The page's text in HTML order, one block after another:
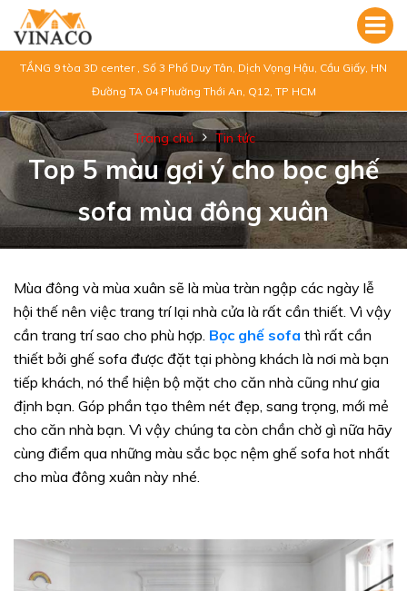
TẦNG 9 tòa 3D center , Số 3 Phố Duy Tân, Dịch Vọng Hậu, Cầu Giấy, HN
Đường TA 04 Phường Thới An, Q12, TP HCM
Trang chủ Tin tức
Top 5 màu gợi ý cho bọc ghế
sofa mùa đông xuân
Mùa đông và mùa xuân sẽ là mùa tràn ngập các ngày lễ
hội thế nên việc trang trí lại nhà cửa là rất cần thiết. Vì vậy
cần trang trí sao cho phù hợp. Bọc ghế sofa thì rất cần
thiết bởi ghế sofa được đặt tại phòng khách là nơi mà bạn
tiếp khách, nó thể hiện bộ mặt cho căn nhà cũng như gia
định bạn. Góp phần tạo thêm nét đẹp, sang trọng, mới mẻ
cho căn nhà bạn. Vì vậy chúng ta còn chần chờ gì nữa hãy
cùng điểm qua những màu sắc bọc nệm ghế sofa hot nhất
cho mùa đông xuân này nhé.